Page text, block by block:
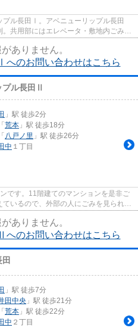
プル長田Ⅰ。アベニューリップル長田
共用部にはエレベータ・敷地内ごみ置
ありません。
のお問い合わせはこちら
プル長田Ⅱ
」駅 徒歩2分
「荒本 」駅 徒歩18分
「 八戸ノ里 」駅 徒歩26分
中 １丁目
です。11階建てのマンションを是非ご
いるので、外部の人にごみを見られた
ありません。
のお問い合わせはこちら
」駅 徒歩7分
田中央 」駅 徒歩21分
「荒本 」駅 徒歩22分
中 ２丁目